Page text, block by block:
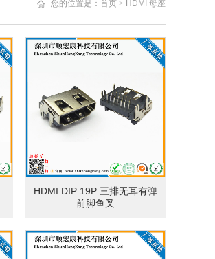
您的位置是： 首页 > HDMI 母座
HDMI DIP 19P 三排无耳有弹
前脚鱼叉